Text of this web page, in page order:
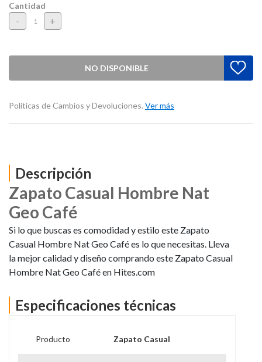
Cantidad
- +
NO DISPONIBLE
Políticas de Cambios y Devoluciones. Ver más
Descripción
Zapato Casual Hombre Nat
Geo Café
Si lo que buscas es comodidad y estilo este Zapato
Casual Hombre Nat Geo Café es lo que necesitas. Lleva
la mejor calidad y diseño comprando este Zapato Casual
Hombre Nat Geo Café en Hites.com
Especificaciones técnicas
Producto Zapato Casual